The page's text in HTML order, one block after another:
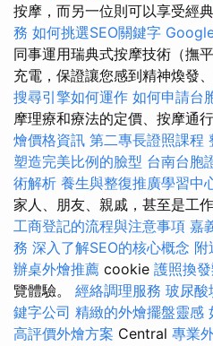
按摩，而另一位則可以享受經
務 如何挑選SEO關鍵字
同事運用瑞典式按摩技術（撫
充電，保證讓您感到精神煥發
搜尋引擎如何運作 如何申請台
摩理療和療法的定價、按摩通
燴價格資訊 第二專長證照課程
塑造完美比例的臉型 台南台胞
術解析 養生與整復推廣學習中
家人、朋友、親戚，甚至是工
工商登記的流程與注意事項 嘉
務 深入了解SEO的核心概念 附
辦桌外燴推薦 cookie 護照換
覽體驗。 經絡調理服務 玻尿酸
鍵字公司 精緻的外燴擺盤靈感
高評價外燴方案 Central 專業